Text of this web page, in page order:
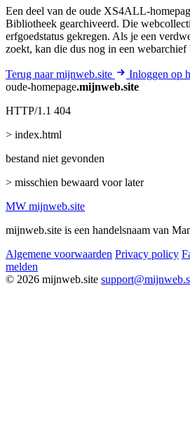
Een deel van de oude XS4ALL-
Bibliotheek gearchiveerd. Die
erfgoedstatus gekregen. Als je een
zoekt, kan die dus nog in een webarchief
Terug naar mijnweb.site
Inloggen op
oude-homepage.mijnweb.site
HTTP/1.1 404
> index.html
bestand niet gevonden
> misschien bewaard voor later
MW mijnweb.site
mijnweb.site is een handelsnaam van
Algemene voorwaarden Privacy policy
melden
© 2026 mijnweb.site